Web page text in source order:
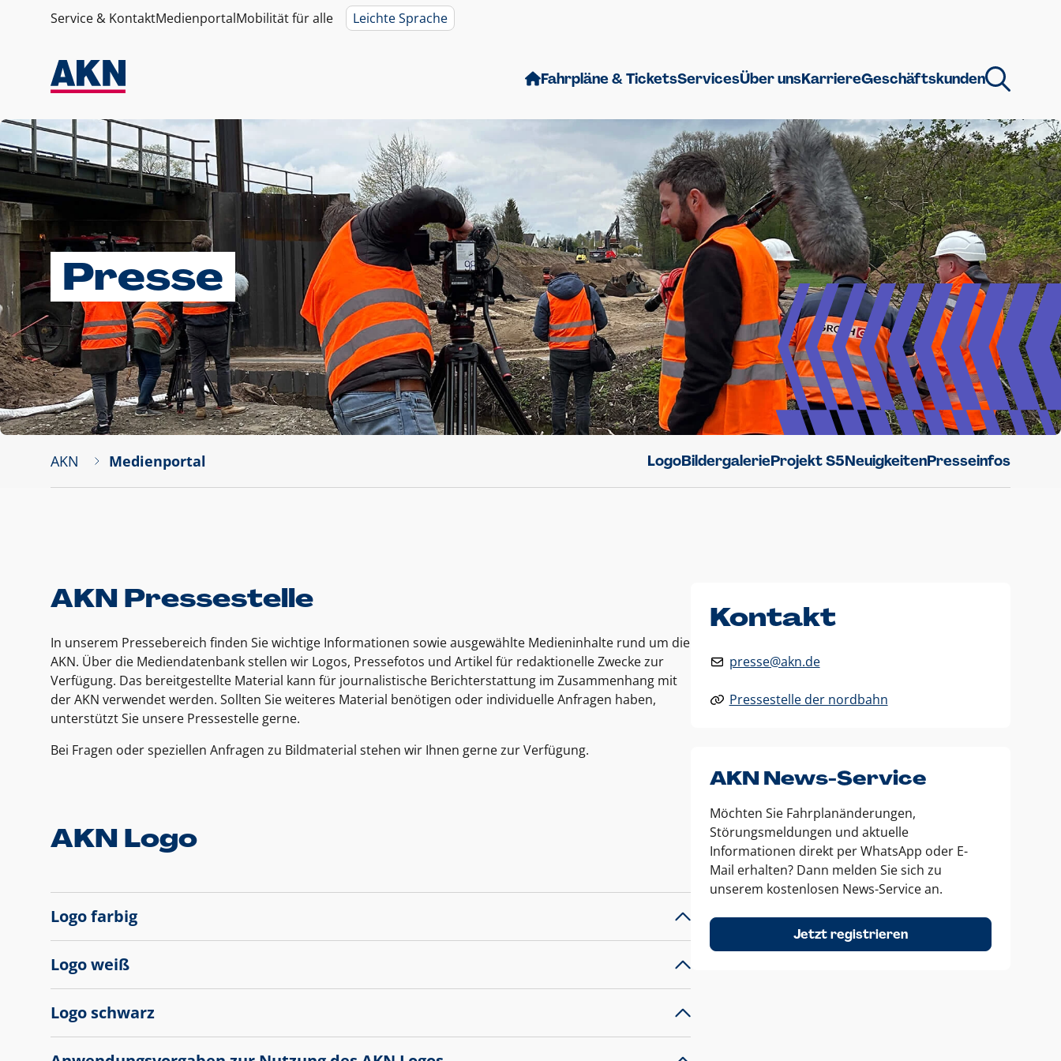
Service & KontaktMedienportalMobilität für alle Leichte Sprache
Fahrpläne & TicketsServicesÜber unsKarriereGeschäftskunden
Presse
AKN Medienportal LogoBildergalerieProjekt S5NeuigkeitenPresseinfos
AKN Pressestelle
In unserem Pressebereich finden Sie wichtige Informationen sowie ausgewählte Medieninhalte rund um die
AKN. Über die Mediendatenbank stellen wir Logos, Pressefotos und Artikel für redaktionelle Zwecke zur
Verfügung. Das bereitgestellte Material kann für journalistische Berichterstattung im Zusammenhang mit
der AKN verwendet werden. Sollten Sie weiteres Material benötigen oder individuelle Anfragen haben,
unterstützt Sie unsere Pressestelle gerne.
Bei Fragen oder speziellen Anfragen zu Bildmaterial stehen wir Ihnen gerne zur Verfügung.
AKN Logo
Logo farbig
Logo weiß
Logo schwarz
Kontakt
presse@akn.de
Pressestelle der nordbahn
AKN News-Service
Möchten Sie Fahrplanänderungen,
Störungsmeldungen und aktuelle
Informationen direkt per WhatsApp oder E-
Mail erhalten? Dann melden Sie sich zu
unserem kostenlosen News-Service an.
Jetzt registrieren